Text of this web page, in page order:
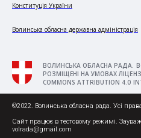
Конституція України
Волинська обласна державна адміністрація
ВОЛИНСЬКА ОБЛАСНА РАДА.
РОЗМІЩЕНІ НА УМОВАХ
COMMONS ATTRIBUTION 4.0
©2022. Волинська обласна рада. Усі
Сайт працює в тестовому режимі.
volrada@gmail.com